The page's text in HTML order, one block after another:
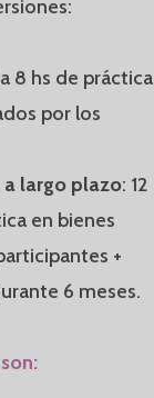
8 hs de práctica
por los
a largo plazo: 12
en bienes
+
6 meses.